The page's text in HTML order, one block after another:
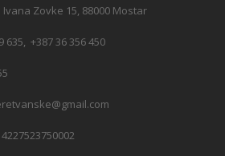
Zovke 15, 88000 Mostar
635, +387 36 356 450